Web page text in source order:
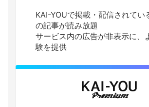
KAI-YOUで掲載・配信されてい
の記事が読み放題
サービス内の広告が非表示に、
験を提供